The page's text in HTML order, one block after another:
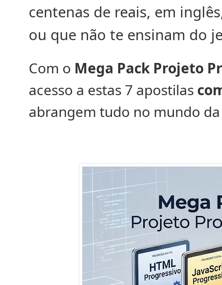
centenas de reais, em
ou que não te ensinam do
Com o Mega Pack Projeto
acesso a estas 7 apostilas
abrangem tudo no mundo